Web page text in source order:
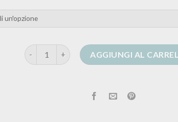
cardigan nero lungo donna quantità
AGGIUNGI AL